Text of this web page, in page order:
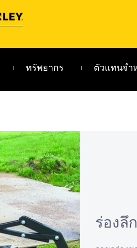
ทรัพยากร ตัวแทนจำ
ร่องลึก